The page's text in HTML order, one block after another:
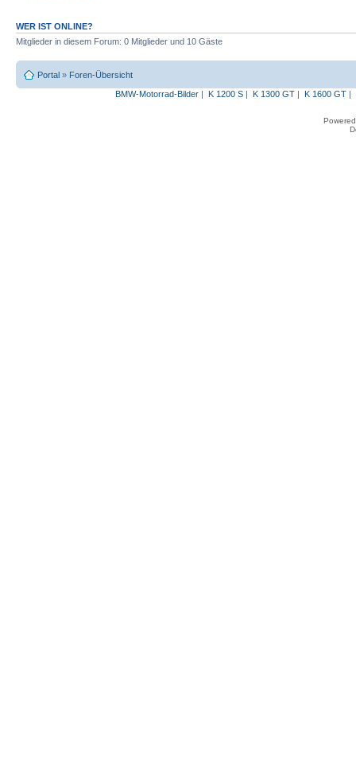
WER IST ONLINE?
Mitglieder in diesem Forum: 0 Mitglieder und 10 Gäste
Portal » Foren-Übersicht
BMW-Motorrad-Bilder| K 1200 S| K 1300 GT| K 1600 GT|